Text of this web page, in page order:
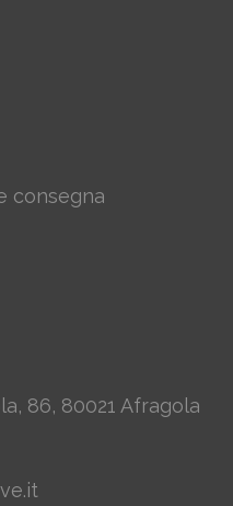
consegna
86, 80021 Afragola